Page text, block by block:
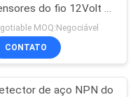
do
do fio 12Volt 4
o sensor
MOQ:Negociável
CONTATO
de aço NPN do